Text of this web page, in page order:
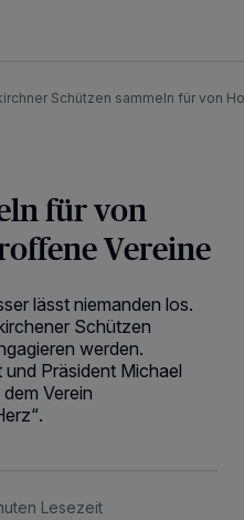
Schützen sammeln für von
für von
Vereine
lässt niemanden los.
Schützen
werden.
Präsident Michael
Verein
Lesezeit
greifen auf personenbezogene Daten
oder Ihre Einwilligung zu